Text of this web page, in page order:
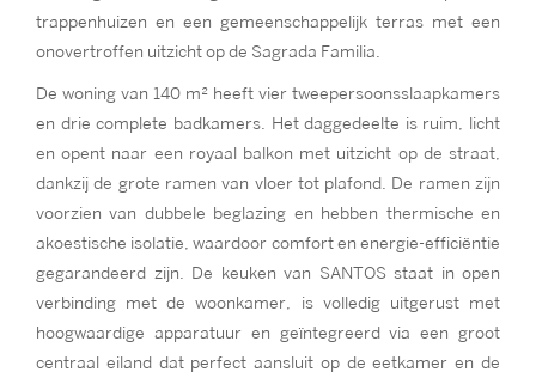
trappenhuizen en een gemeenschappelijk terras met een
onovertroffen uitzicht op de Sagrada Familia.
De woning van 140 m² heeft vier tweepersoonsslaapkamers
en drie complete badkamers. Het daggedeelte is ruim, licht
en opent naar een royaal balkon met uitzicht op de straat,
dankzij de grote ramen van vloer tot plafond. De ramen zijn
voorzien van dubbele beglazing en hebben thermische en
akoestische isolatie, waardoor comfort en energie-efficiëntie
gegarandeerd zijn. De keuken van SANTOS staat in open
verbinding met de woonkamer, is volledig uitgerust met
hoogwaardige apparatuur en geïntegreerd via een groot
centraal eiland dat perfect aansluit op de eetkamer en de